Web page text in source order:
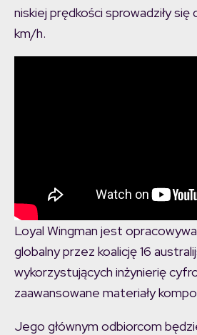
niskiej prędkości sprowadziły się
km/h.
Loyal Wingman jest
globalny przez koalicję 16
wykorzystujących inżynierię
zaawansowane materiały
Jego głównym odbiorcom